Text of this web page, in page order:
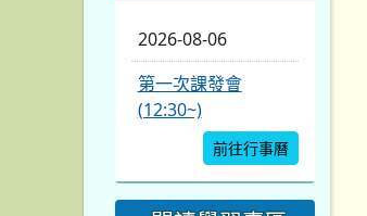
2026-08-06
第一次課發會
(12:30~)
前往行事曆